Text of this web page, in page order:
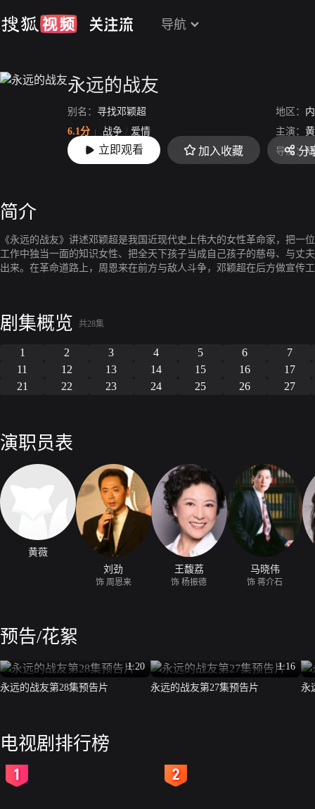
导航
永远的战友
别名： 寻找邓颖超 地区：
6.1分
战争 / 爱情 主演：
上映： 2018-01-01 导演：
立即观看 加入收藏 分
简介
《永远的战友》讲述邓颖超是我国近现代史上伟大的女性革命家，把一
工作中独当一面的知识女性、把全天下孩子当成自己孩子的慈母、与丈
出来。在革命道路上，周恩来在前方与敌人斗争，邓颖超在后方做宣传
天我们应该歌颂并尊敬的女性。邓颖超一生的足迹踏遍祖国各地，现在
剧集概览 共28集
1 2 3 4 5 6
7
11
12 13 14 15 16
17
21
22 23 24 25 26 27
演职员表
黄薇
刘劲
饰 周恩来
王馥荔
饰 杨振德
马晓伟
饰 蒋介石
预告/花絮
1:20
永远的战友第28集预告片
1:16
永远的战友第27集预告片
永
电视剧排行榜